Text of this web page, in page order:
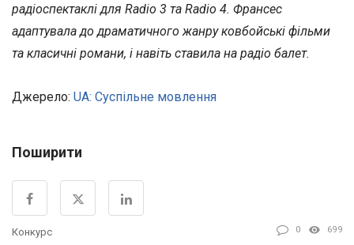
радіоспектаклі для Radio 3 та Radio 4. Франсес
адаптувала до драматичного жанру ковбойські фільми
та класичні романи, і навіть ставила на радіо балет.
Джерело: UA: Суспільне мовлення
Поширити
Конкурс 0 699